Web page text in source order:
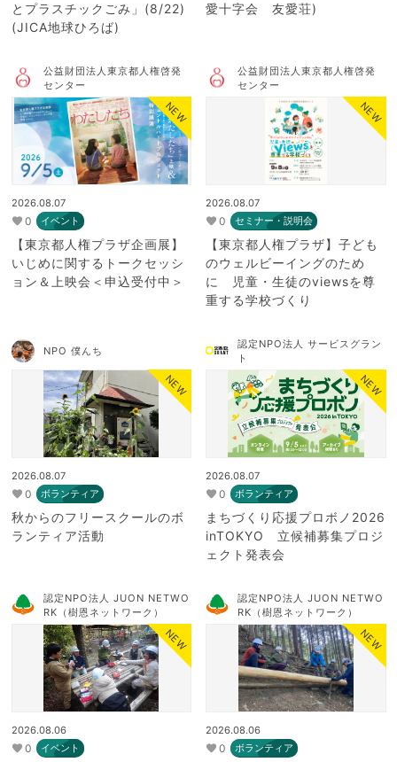
とプラスチックごみ」(8/22)
(JICA地球ひろば)
愛十字会 友愛荘)
公益財団法人東京都人権啓発
センター
NEW
2026.08.07
0 イベント
【東京都人権プラザ企画展】
いじめに関するトークセッシ
ョン＆上映会＜申込受付中＞
公益財団法人東京都人権啓発
センター
NEW
2026.08.07
0 セミナー・説明会
【東京都人権プラザ】子ども
のウェルビーイングのため
に 児童・生徒のviewsを尊
重する学校づくり
NPO 僕んち
NEW
2026.08.07
0 ボランティア
秋からのフリースクールのボ
ランティア活動
認定NPO法人 サービスグラン
ト
NEW
2026.08.07
0 ボランティア
まちづくり応援プロボノ2026
inTOKYO 立候補募集プロジ
ェクト発表会
認定NPO法人 JUON NETWO
RK（樹恩ネットワーク）
NEW
2026.08.06
0 イベント
認定NPO法人 JUON NETWO
RK（樹恩ネットワーク）
NEW
2026.08.06
0 ボランティア